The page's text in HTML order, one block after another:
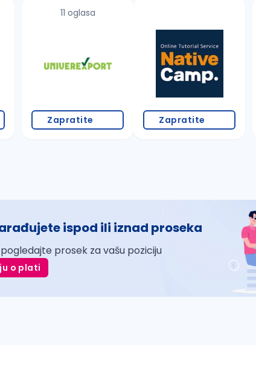
11 oglasa
Zapratite Zapratite
ispod ili iznad proseka
prosek za vašu poziciju
o plati